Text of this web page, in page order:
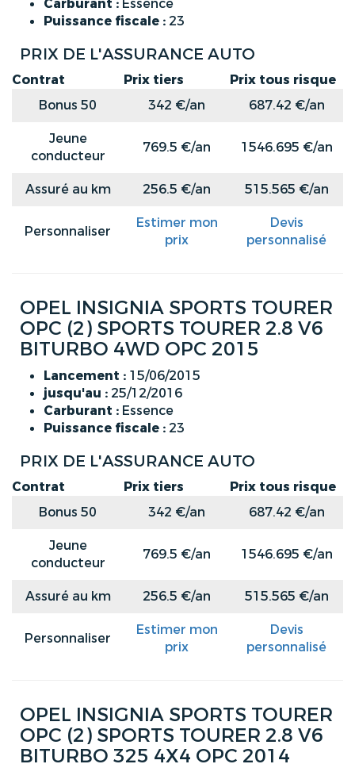
Carburant : Essence
Puissance fiscale : 23
PRIX DE L'ASSURANCE AUTO
Contrat Prix tiers
Prix tous risque
Bonus 50
342 €/an
687.42 €/an
Jeune
conducteur
769.5 €/an 1546.695 €/an
Assuré au km 256.5 €/an 515.565 €/an
Personnaliser
Estimer mon
prix
Devis
personnalisé
OPEL INSIGNIA SPORTS TOURER
OPC (2) SPORTS TOURER 2.8 V6
BITURBO 4WD OPC 2015
Lancement : 15/06/2015
jusqu'au : 25/12/2016
Carburant : Essence
Puissance fiscale : 23
PRIX DE L'ASSURANCE AUTO
Contrat Prix tiers
Prix tous risque
Bonus 50
342 €/an
687.42 €/an
Jeune
conducteur
769.5 €/an 1546.695 €/an
Assuré au km 256.5 €/an 515.565 €/an
Personnaliser
Estimer mon
prix
Devis
personnalisé
OPEL INSIGNIA SPORTS TOURER
OPC (2) SPORTS TOURER 2.8 V6
BITURBO 325 4X4 OPC 2014